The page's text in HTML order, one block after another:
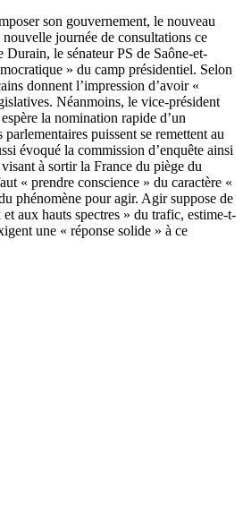
son gouvernement, le nouveau
journée de consultations ce
Durain, le sénateur PS de Saône-et-
» du camp présidentiel. Selon
donnent l’impression d’avoir «
Néanmoins, le vice-président
la nomination rapide d’un
puissent se remettent au
évoqué la commission d’enquête ainsi
à sortir la France du piège du
« prendre conscience » du caractère «
phénomène pour agir. Agir suppose de
et aux hauts spectres » du trafic, estime-t-
une « réponse solide » à ce